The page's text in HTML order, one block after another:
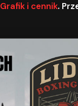
Grafik i cennik.